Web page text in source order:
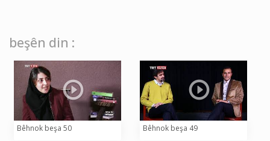
beşên din :
Bêhnok beşa 50 Bêhnok beşa 49